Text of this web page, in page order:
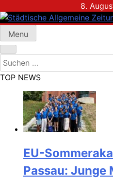
to
content
8.
Städtische Allgemeine Zeitung
Menu
Suchen
nach:
TOP NEWS
EU-
Passau: Junge